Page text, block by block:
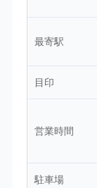
最寄駅
目印
営業時間
駐車場